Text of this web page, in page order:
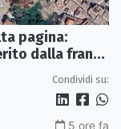
pagina:
dalla frana
Condividi su:
5 ore fa